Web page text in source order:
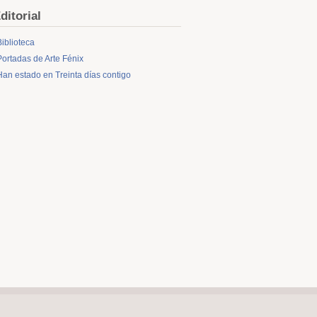
de Arte Fénix
estado en Treinta días contigo